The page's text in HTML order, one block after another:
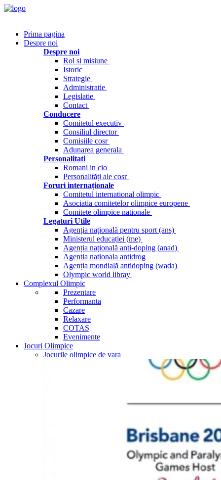
Prima pagina
Despre noi
Despre noi
Rol si misiune
Istoric
Strategie
Administratie
Legislatie
Contact
Conducere
Comitetul executiv
Consiliul director
Comisiile cosr
Adunarea generala
Personalitati
Romani in cio
Personalități ale cosr
Foruri internaționale
Comitetul international olimpic
Asociatia comitetelor olimpice europene
Comitete olimpice nationale
Legaturi Utile
Agenția națională pentru sport (ans)
Ministerul educației (me)
Agenția națională anti-doping (anad)
Agentia nationala antidrog
Agenția mondială antidoping (wada)
Olympic world libray
Complexul Olimpic
Prezentare
Performanta
Cazare
Relaxare
COTAS
Evenimente
Jocuri Olimpice
Jocurile olimpice de vara